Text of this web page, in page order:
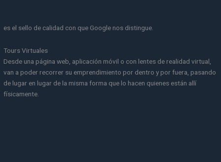
es el sello de calidad con que Google nos distingue.
Tours Virtuales
Desde una página web, aplicación móvil o con lentes de realidad virtual,
van a poder recorrer su emprendimiento por dentro y por fuera, pasando
de lugar en lugar de la misma forma que lo hacen quienes están allí
físicamente.